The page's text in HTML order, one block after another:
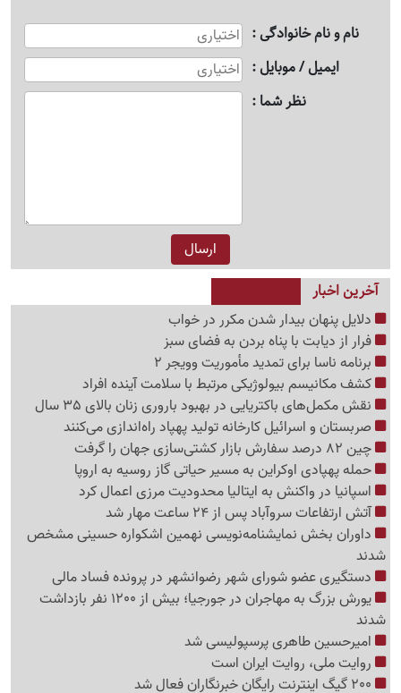
نام و نام خانوادگی
ایمیل / موبایل
نظر شما
آخرین اخبار
دلایل پنهان بیدار شدن مکرر در خواب
فرار از دیابت با پناه بردن به فضای سبز
برنامه ناسا برای تمدید مأموریت وویجر 2
کشف مکانیسم بیولوژیکی مرتبط با سلامت آینده افراد
نقش مکمل‌های باکتریایی در بهبود باروری زنان بالای 35 سال
صربستان و اسرائیل کارخانه تولید پهپاد راه‌اندازی می‌کنند
چین 82 درصد سفارش بازار کشتی‌سازی جهان را گرفت
حمله پهپادی اوکراین به مسیر حیاتی گاز روسیه به اروپا
اسپانیا در واکنش به ایتالیا محدودیت مرزی اعمال کرد
آتش ارتفاعات سروآباد پس از 24 ساعت مهار شد
داوران بخش نمایشنامه‌نویسی نهمین اشکواره حسینی مشخص
شدند
دستگیری عضو شورای شهر رضوانشهر در پرونده فساد مالی
یورش بزرگ به مهاجران در جورجیا؛ بیش از 1200 نفر بازداشت
شدند
امیرحسین طاهری پرسپولیسی شد
روایت ملی، روایت ایران است